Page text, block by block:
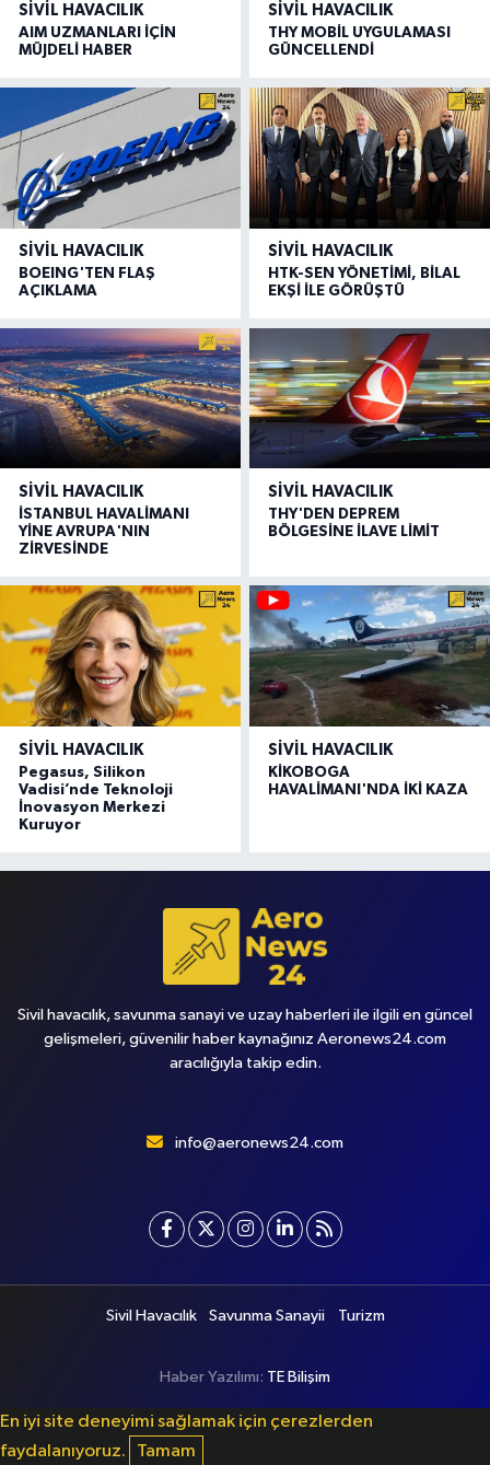
SIVIL HAVACILIK
AIM UZMANLARI İÇİN
MÜJDELİ HABER
SIVIL HAVACILIK
THY MOBİL UYGULAMASI
GÜNCELLENDİ
SIVIL HAVACILIK
BOEING'TEN FLAŞ
AÇIKLAMA
SIVIL HAVACILIK
HTK-SEN YÖNETİMİ, BİLAL
EKŞİ İLE GÖRÜŞTÜ
SIVIL HAVACILIK
İSTANBUL HAVALİMANI
YİNE AVRUPA'NIN
ZİRVESİNDE
SIVIL HAVACILIK
THY'DEN DEPREM
BÖLGESİNE İLAVE LİMİT
SIVIL HAVACILIK
Pegasus, Silikon
Vadisi’nde Teknoloji
İnovasyon Merkezi
Kuruyor
SIVIL HAVACILIK
KİKOBOGA
HAVALİMANI'NDA İKİ KAZA
Sivil havacılık, savunma sanayi ve uzay haberleri ile ilgili en güncel
gelişmeleri, güvenilir haber kaynağınız Aeronews24.com
aracılığıyla takip edin.
info@aeronews24.com
Sivil Havacılık Savunma Sanayii Turizm
Haber Yazılımı: TE Bilişim
En iyi site deneyimi sağlamak için çerezlerden
faydalanıyoruz.
Tamam